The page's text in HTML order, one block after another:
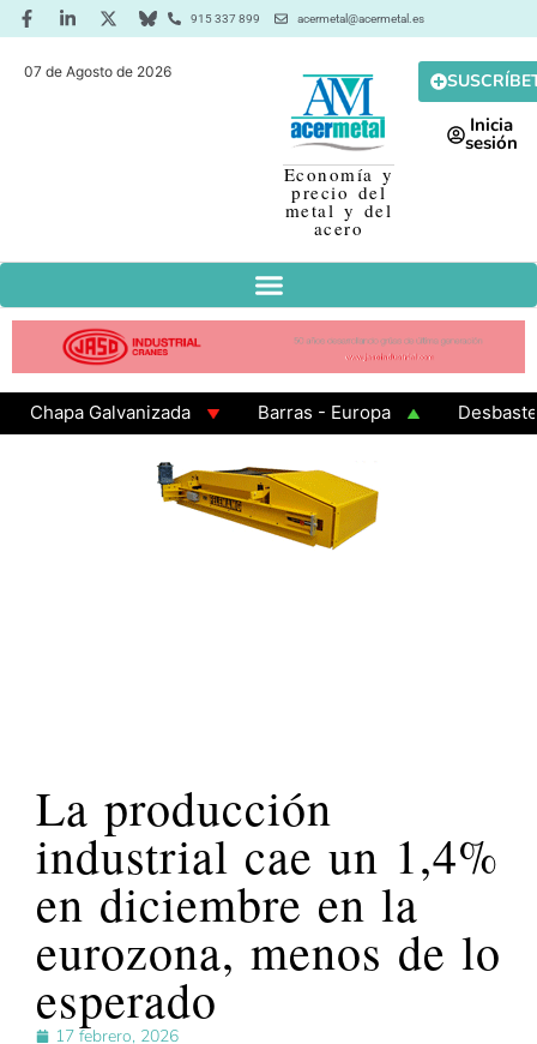
915 337 899 acermetal@acermetal.es
07 de Agosto de 2026
Economía y
precio del
metal y del
acero
Inicia
sesión
Chapa Galvanizada Barras - Europa
Desbaste -
La producción
industrial cae un 1,4%
en diciembre en la
eurozona, menos de lo
esperado
17 febrero, 2026